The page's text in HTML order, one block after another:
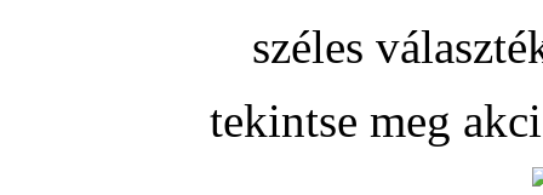
széles
tekintse meg